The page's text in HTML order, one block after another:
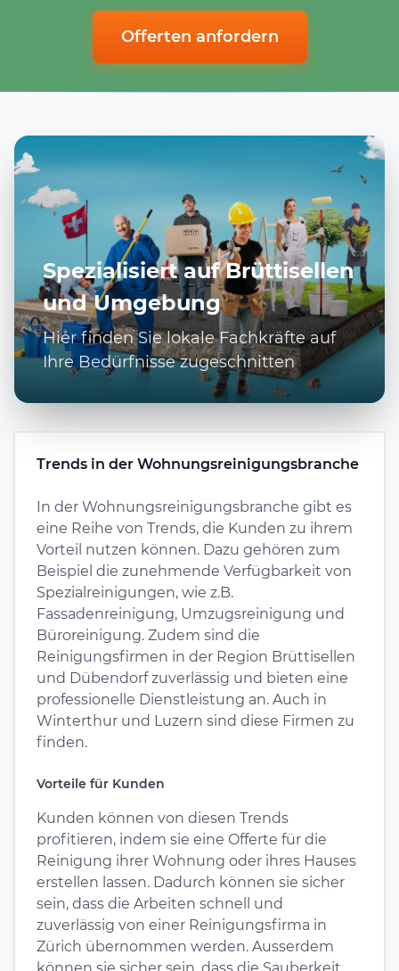
Offerten anfordern
Spezialisiert auf Brüttisellen
und Umgebung
Hier finden Sie lokale Fachkräfte auf
Ihre Bedürfnisse zugeschnitten
Trends in der Wohnungsreinigungsbranche
In der Wohnungsreinigungsbranche gibt es
eine Reihe von Trends, die Kunden zu ihrem
Vorteil nutzen können. Dazu gehören zum
Beispiel die zunehmende Verfügbarkeit von
Spezialreinigungen, wie z.B.
Fassadenreinigung, Umzugsreinigung und
Büroreinigung. Zudem sind die
Reinigungsfirmen in der Region Brüttisellen
und Dübendorf zuverlässig und bieten eine
professionelle Dienstleistung an. Auch in
Winterthur und Luzern sind diese Firmen zu
finden.
Vorteile für Kunden
Kunden können von diesen Trends
profitieren, indem sie eine Offerte für die
Reinigung ihrer Wohnung oder ihres Hauses
erstellen lassen. Dadurch können sie sicher
sein, dass die Arbeiten schnell und
zuverlässig von einer Reinigungsfirma in
Zürich übernommen werden. Ausserdem
können sie sicher sein, dass die Sauberkeit